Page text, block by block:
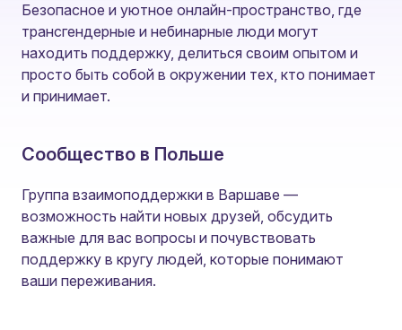
Безопасное и уютное онлайн-пространство, где
трансгендерные и небинарные люди могут
находить поддержку, делиться своим опытом и
просто быть собой в окружении тех, кто понимает
и принимает.
Cообщество в Польше
Группа взаимоподдержки в Варшаве —
возможность найти новых друзей, обсудить
важные для вас вопросы и почувствовать
поддержку в кругу людей, которые понимают
ваши переживания.